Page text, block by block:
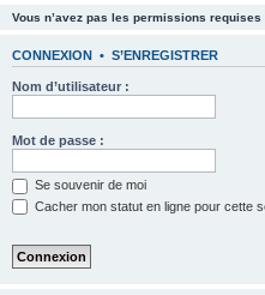
Vous n’avez pas les permissions
CONNEXION • S’ENREGISTRER
Nom d’utilisateur :
Mot de passe :
Se souvenir de moi
Cacher mon statut en ligne pour cette